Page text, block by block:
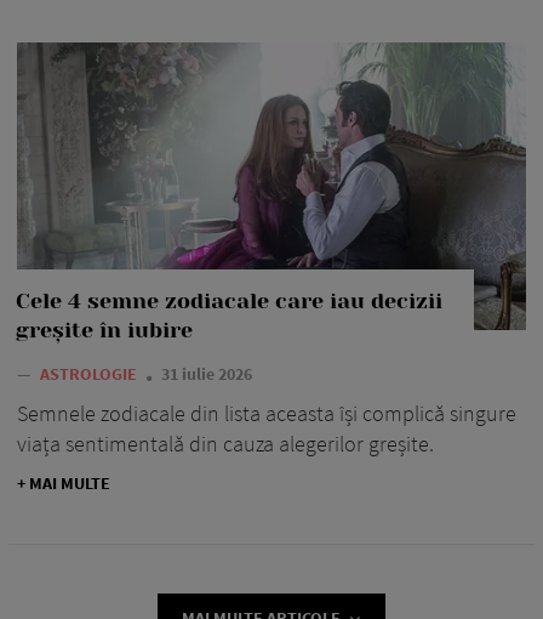
Cele 4 semne zodiacale care iau decizii
greșite în iubire
— ASTROLOGIE 31 iulie 2026
Semnele zodiacale din lista aceasta își complică singure
viața sentimentală din cauza alegerilor greșite.
+ MAI MULTE